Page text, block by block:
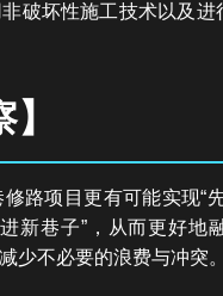
破坏性施工技术以及
路项目更有可能实现“
新巷子”，从而更好地
少不必要的浪费与冲突